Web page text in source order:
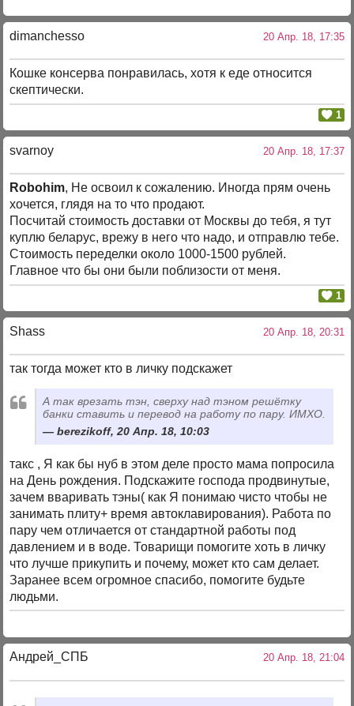
dimanchesso 20 Апр. 18, 17:35
Кошке консерва понравилась, хотя к еде относится
скептически.
1
svarnoy 20 Апр. 18, 17:37
Robohim, Не освоил к сожалению. Иногда прям очень
хочется, глядя на то что продают.
Посчитай стоимость доставки от Москвы до тебя, я тут
куплю беларус, врежу в него что надо, и отправлю тебе.
Стоимость переделки около 1000-1500 рублей.
Главное что бы они были поблизости от меня.
1
Shass 20 Апр. 18, 20:31
так тогда может кто в личку подскажет
А так врезать тэн, сверху над тэном решётку
банки ставить и перевод на работу по пару. ИМХО.
berezikoff, 20 Апр. 18, 10:03
такс , Я как бы нуб в этом деле просто мама попросила
на День рождения. Подскажите господа продвинутые,
зачем вваривать тэны( как Я понимаю чисто чтобы не
занимать плиту+ время автоклавирования). Работа по
пару чем отличается от стандартной работы под
давлением и в воде. Товарищи помогите хоть в личку
что лучше прикупить и почему, может кто сам делает.
Заранее всем огромное спасибо, помогите будьте
людьми.
Андрей_СПБ 20 Апр. 18, 21:04